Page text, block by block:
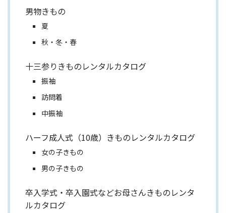
男物きもの
夏
秋・冬・春
十三参りきものレンタルカタログ
振袖
訪問着
中振袖
ハーフ成人式（10歳）きものレンタルカタログ
女の子きもの
男の子きもの
卒入学式・卒入園式などお母さんきものレンタ
ルカタログ